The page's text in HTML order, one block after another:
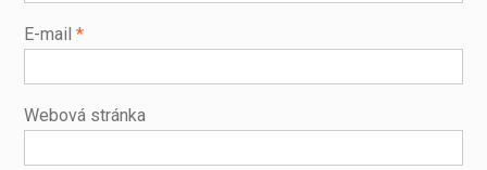
E-mail *
Webová stránka